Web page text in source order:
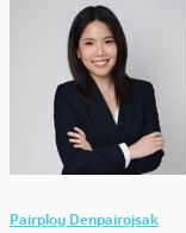
Pairploy Denpairojsak